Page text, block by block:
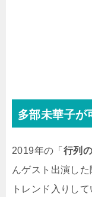
多部未華子が
2019年の「 行列
んゲスト出演し
トレンド入りして